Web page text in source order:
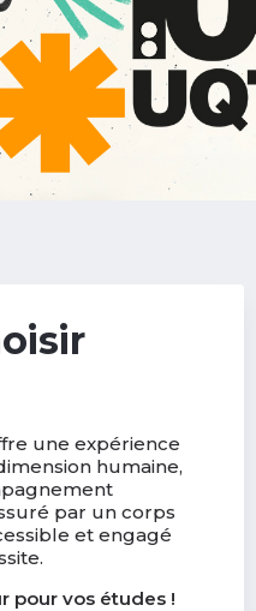
une expérience
humaine,
par un corps
et engagé
pour vos études !